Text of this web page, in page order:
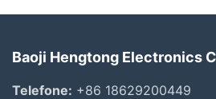
Baoji Hengtong Electronics
Telefone: +86 18629200449